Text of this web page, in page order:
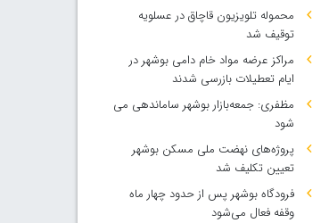
محموله تلویزیون قاچاق در عسلویه
توقیف شد
مراکز عرضه مواد خام دامی بوشهر در
ایام تعطیلات بازرسی شدند
مظفری: جمعه‌بازار بوشهر ساماندهی می‌
شود
پروژه‌های نهضت ملی مسکن بوشهر
تعیین تکلیف شد
فرودگاه بوشهر پس از حدود چهار ماه
وقفه فعال می‌شود